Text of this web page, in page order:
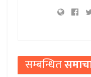
सम्बन्धित